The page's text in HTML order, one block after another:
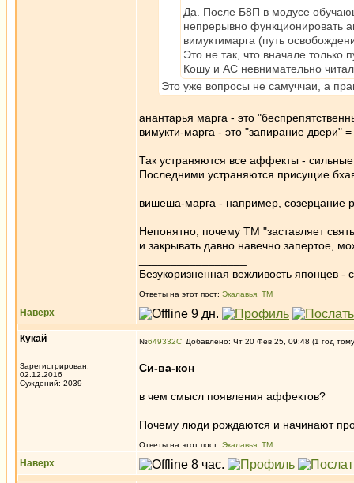
Да. После Б8П в модусе
непрерывно функционировать
вимуктимарга (путь
Это не так, что вначале только
Кошу и АС невнимательно
Это уже вопросы не самуччаи, а
анантарья марга - это
вимукти-марга - это "запирание двери"
Так устраняются все аффекты -
Последними устраняются присущие
вишеша-марга - например, созерцание
Непонятно, почему ТМ "заставляет
и закрывать давно навечно запертое,
Безукоризненная вежливость японцев -
Ответы на этот пост: Экалавья ТМ
Наверх
Кукай
Зарегистрирован:
02.12.2016
Суждений: 2039
№649332 Добавлено: Чт 20 Фев 25, 09:48 (1 год
Си-ва-кон
в чем смысл появления аффектов?
Почему люди рождаются и начинают
Ответы на этот пост: Экалавья ТМ
Наверх